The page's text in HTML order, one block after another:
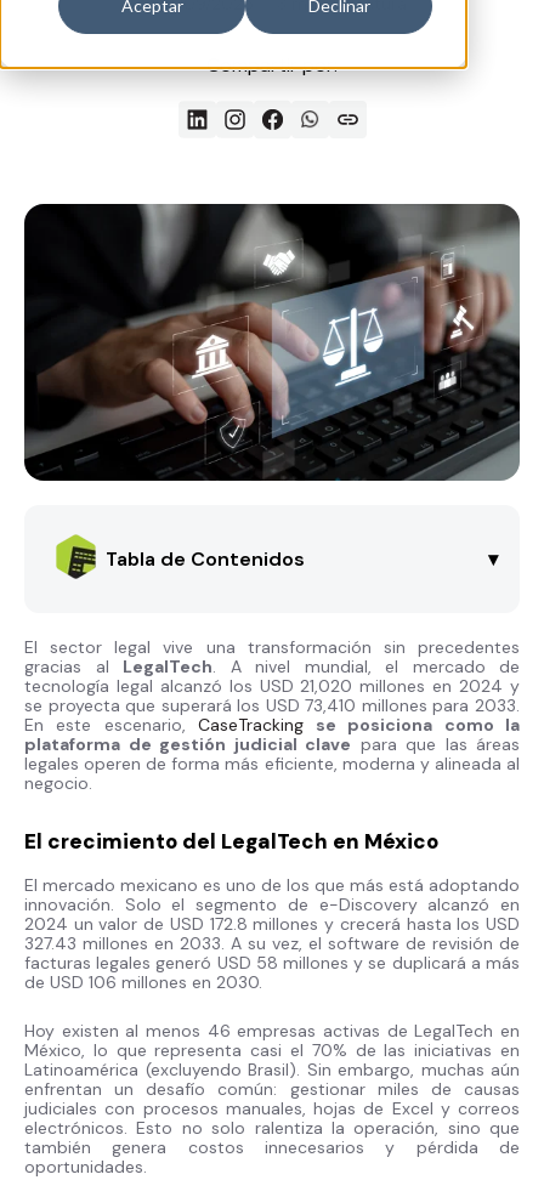
Aceptar Declinar
Compartir por:
Tabla de Contenidos ▾
El sector legal vive una transformación sin precedentes
gracias al LegalTech. A nivel mundial, el mercado de
tecnología legal alcanzó los USD 21,020 millones en 2024 y
se proyecta que superará los USD 73,410 millones para 2033.
En este escenario,CaseTracking se posiciona como la
plataforma de gestión judicial clave para que las áreas
legales operen de forma más eficiente, moderna y alineada al
negocio.
El crecimiento del LegalTech en México
El mercado mexicano es uno de los que más está adoptando
innovación. Solo el segmento de e-Discovery alcanzó en
2024 un valor de USD 172.8 millones y crecerá hasta los USD
327.43 millones en 2033. A su vez, el software de revisión de
facturas legales generó USD 58 millones y se duplicará a más
de USD 106 millones en 2030.
Hoy existen al menos 46 empresas activas de LegalTech en
México, lo que representa casi el 70% de las iniciativas en
Latinoamérica (excluyendo Brasil). Sin embargo, muchas aún
enfrentan un desafío común: gestionar miles de causas
judiciales con procesos manuales, hojas de Excel y correos
electrónicos. Esto no solo ralentiza la operación, sino que
también genera costos innecesarios y pérdida de
oportunidades.